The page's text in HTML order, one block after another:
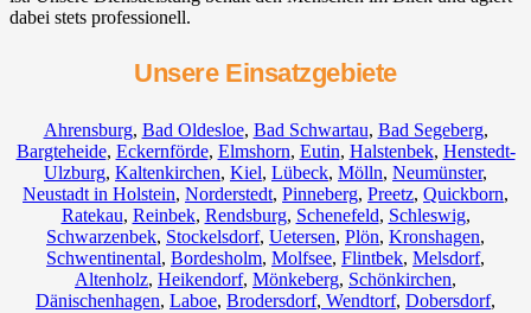
dabei stets professionell.
Unsere Einsatzgebiete
Ahrensburg, Bad Oldesloe, Bad Schwartau, Bad Segeberg,
Bargteheide, Eckernförde, Elmshorn, Eutin, Halstenbek, Henstedt-
Ulzburg, Kaltenkirchen, Kiel, Lübeck, Mölln, Neumünster,
Neustadt in Holstein, Norderstedt, Pinneberg, Preetz, Quickborn,
Ratekau, Reinbek, Rendsburg, Schenefeld, Schleswig,
Schwarzenbek, Stockelsdorf, Uetersen, Plön, Kronshagen,
Schwentinental, Bordesholm, Molfsee, Flintbek, Melsdorf,
Altenholz, Heikendorf, Mönkeberg, Schönkirchen,
Dänischenhagen, Laboe, Brodersdorf, Wendtorf, Dobersdorf,